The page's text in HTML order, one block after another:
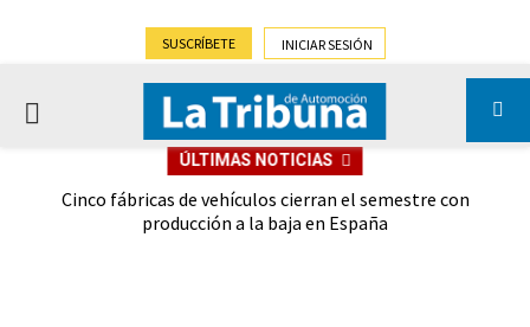
SUSCRÍBETE INICIAR SESIÓN
PRIMARY
ÚLTIMAS NOTICIAS
Cinco fábricas de vehículos cierran el semestre con
producción a la baja en España